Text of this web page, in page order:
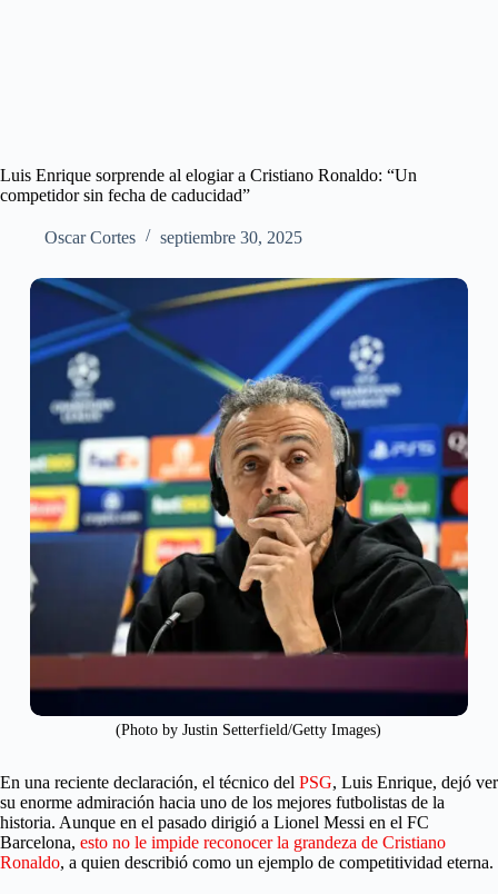
Luis Enrique sorprende al elogiar a Cristiano Ronaldo: “Un
competidor sin fecha de caducidad”
Oscar Cortes septiembre 30, 2025
(Photo by Justin Setterfield/Getty Images)
En una reciente declaración, el técnico del PSG, Luis Enrique, dejó ver
su enorme admiración hacia uno de los mejores futbolistas de la
historia. Aunque en el pasado dirigió a Lionel Messi en el FC
Barcelona, esto no le impide reconocer la grandeza de Cristiano
Ronaldo, a quien describió como un ejemplo de competitividad eterna.